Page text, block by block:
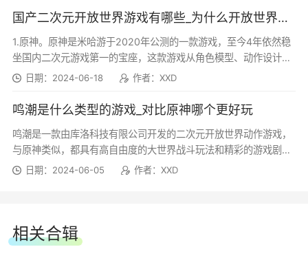
[此隙玄方]区域探索活动
玄方城的每一块碎片都如见证者，记录了这座城每
一次最细小的崩塌，见证了这座城如何庄严地向毁
收集这些碎片，拼凑出玄方城过去、现在与未来的
图景吧。
[不改旧时影]留影收集活动
【系统优化】
新增【先行体验】功能，将整合过往的剧情先
行体验功能，并新增「前往梦州」
新增【拟合】功能
国产二次元开放世界游戏有哪些_为什么开放世界题材受欢迎
1.原神。原神是米哈游于2020年公测的一款游戏，至今4年依然稳
坐国内二次元游戏第一的宝座，这款游戏从角色模型、动作设计到
画面展示、剧情设计都堪称完美，尤其是开...
日期：2024-06-18 作者：XXD
鸣潮是什么类型的游戏_对比原神哪个更好玩
鸣潮是一款由库洛科技有限公司开发的二次元开放世界动作游戏，
与原神类似，都具有高自由度的大世界战斗玩法和精彩的游戏剧
情。玩家在游戏中扮演经过漫长岁月沉睡后苏醒的漂...
日期：2024-06-05 作者：XXD
相关合辑